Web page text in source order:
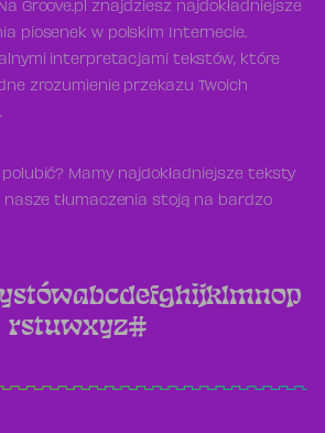
Groove.pl znajdziesz najdokładniejsze
piosenek w polskim Internecie.
interpretacjami tekstów, które
zrozumienie przekazu Twoich
Mamy najdokładniejsze teksty
nasze tłumaczenia stoją na bardzo
abcdefghijklmnop
rstuwxyz#